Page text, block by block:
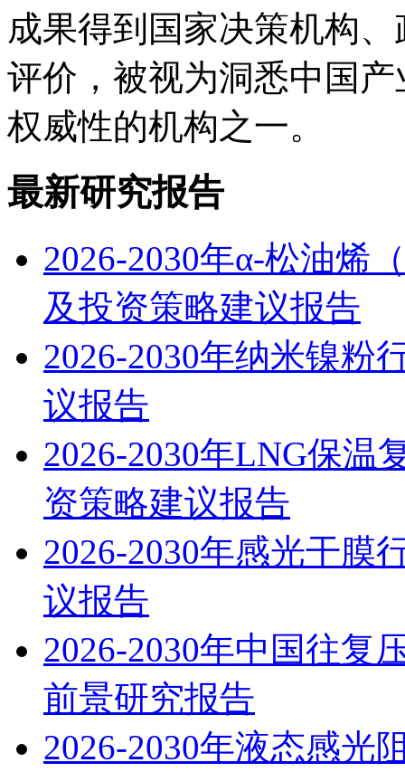
成果得到国家决策机构
评价，被视为洞悉中国
权威性的机构之一。
最新研究报告
2026-2030年α-松油烯
及投资策略建议报告
2026-2030年纳米镍粉
议报告
2026-2030年LNG保温
资策略建议报告
2026-2030年感光干膜
议报告
2026-2030年中国往复
前景研究报告
2026-2030年液态感光